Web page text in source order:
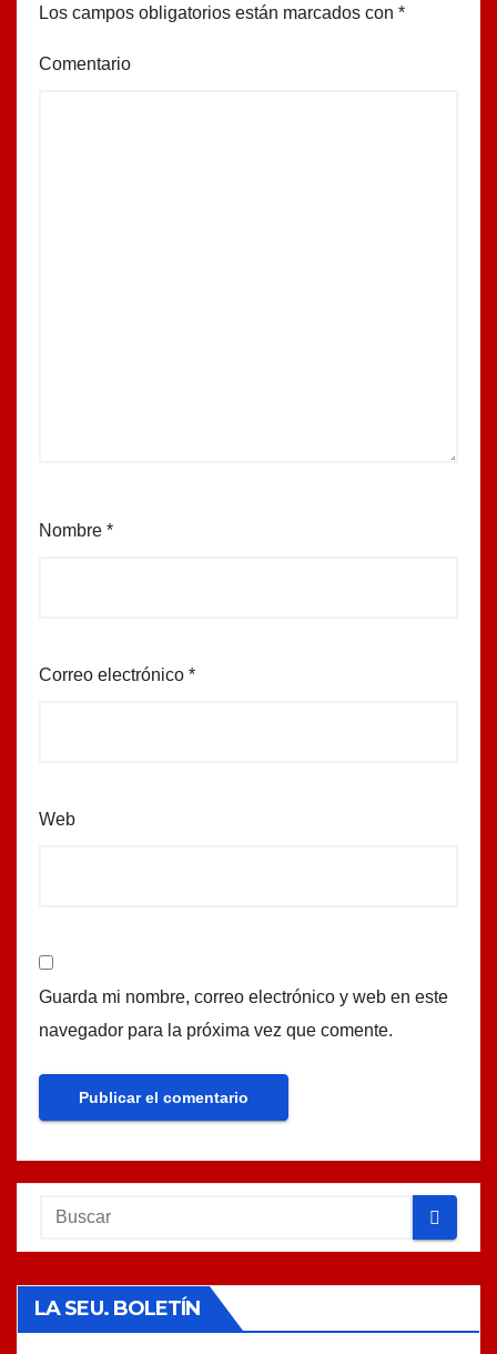
Los campos obligatorios están marcados con *
Comentario
Nombre *
Correo electrónico *
Web
Guarda mi nombre, correo electrónico y web en este
navegador para la próxima vez que comente.
LA SEU. BOLETÍN